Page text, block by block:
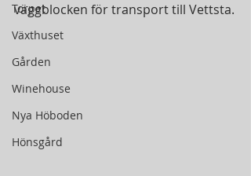
Torpet
Växthuset
Gården
Winehouse
Nya Höboden
Hönsgård
väggblocken för transport till Vettsta.